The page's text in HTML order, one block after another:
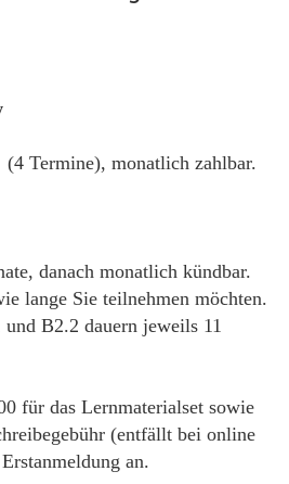
Termine), monatlich zahlbar.
danach monatlich kündbar.
lange Sie teilnehmen möchten.
B2.2 dauern jeweils 11
für das Lernmaterialset sowie
(entfällt bei online
an.